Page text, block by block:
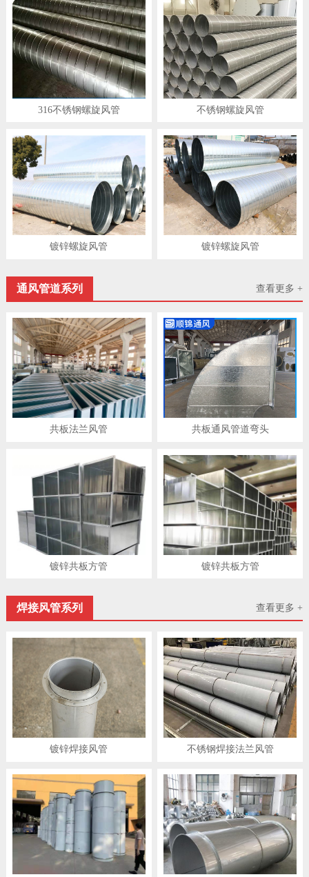
316不锈钢螺旋风管 不锈钢螺旋风管
镀锌螺旋风管 镀锌螺旋风管
查看更多 +
通风管道系列
共板法兰风管 共板通风管道弯头
镀锌共板方管 镀锌共板方管
查看更多 +
焊接风管系列
镀锌焊接风管 不锈钢焊接法兰风管